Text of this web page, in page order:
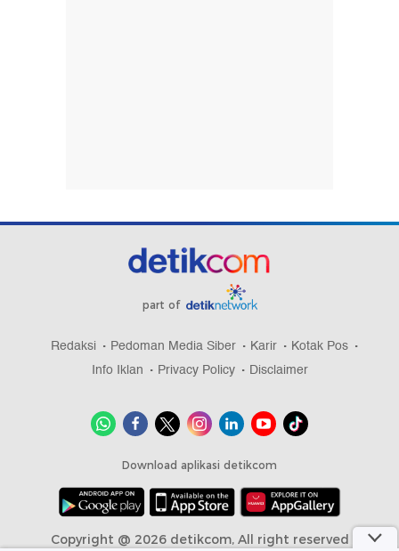
part of
Redaksi Pedoman Media Siber Karir
Kotak Pos
Info Iklan
Privacy Policy Disclaimer
Download aplikasi detikcom
Copyright @ 2026 detikcom, All right reserved